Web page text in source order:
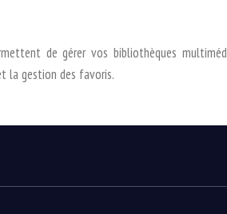
de gérer vos bibliothèques
la gestion des favoris.